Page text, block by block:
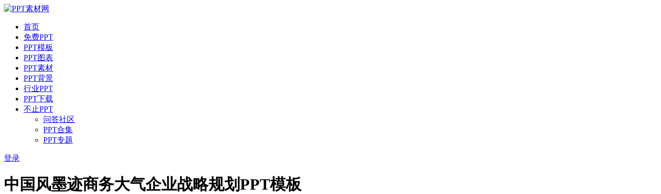
首页
免费PPT
PPT模板
PPT图表
PPT素材
PPT背景
行业PPT
PPT下载
不止PPT
问答社区
PPT合集
PPT专题
登录
中国风墨迹商务大气企业战略规划PPT模板